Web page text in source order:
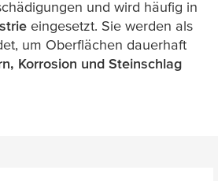
und wird häufig in
eingesetzt. Sie werden als
um Oberflächen dauerhaft
Korrosion und Steinschlag